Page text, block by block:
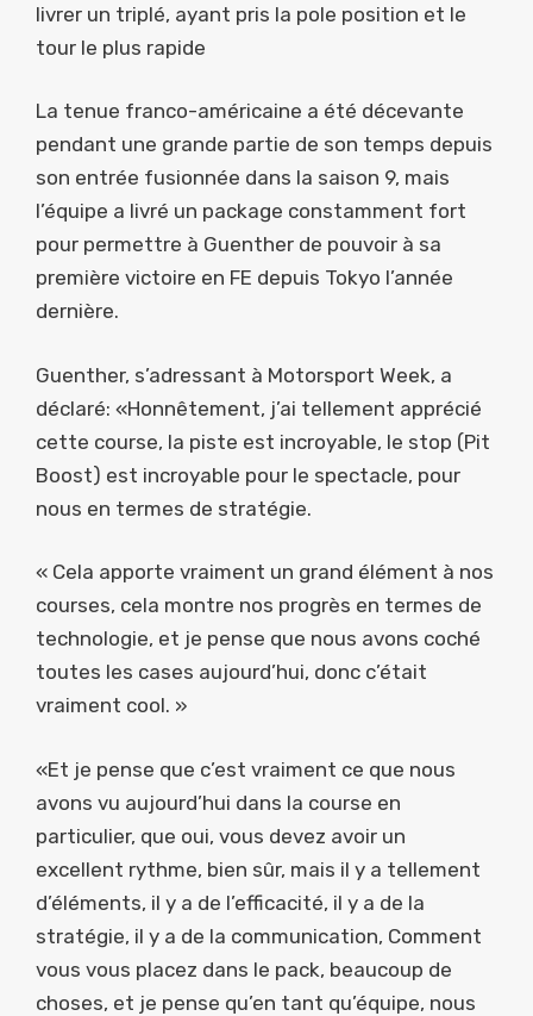
livrer un triplé, ayant pris la pole position et le
tour le plus rapide
La tenue franco-américaine a été décevante
pendant une grande partie de son temps depuis
son entrée fusionnée dans la saison 9, mais
l’équipe a livré un package constamment fort
pour permettre à Guenther de pouvoir à sa
première victoire en FE depuis Tokyo l’année
dernière.
Guenther, s’adressant à Motorsport Week, a
déclaré: «Honnêtement, j’ai tellement apprécié
cette course, la piste est incroyable, le stop (Pit
Boost) est incroyable pour le spectacle, pour
nous en termes de stratégie.
« Cela apporte vraiment un grand élément à nos
courses, cela montre nos progrès en termes de
technologie, et je pense que nous avons coché
toutes les cases aujourd’hui, donc c’était
vraiment cool. »
«Et je pense que c’est vraiment ce que nous
avons vu aujourd’hui dans la course en
particulier, que oui, vous devez avoir un
excellent rythme, bien sûr, mais il y a tellement
d’éléments, il y a de l’efficacité, il y a de la
stratégie, il y a de la communication, Comment
vous vous placez dans le pack, beaucoup de
choses, et je pense qu’en tant qu’équipe, nous